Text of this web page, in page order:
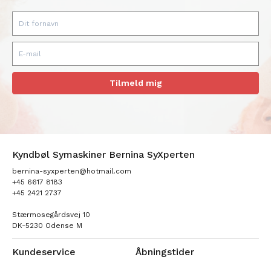
Tilmeld mig
Kyndbøl Symaskiner Bernina SyXperten
bernina-syxperten@hotmail.com
+45 6617 8183
+45 2421 2737
Stærmosegårdsvej 10
DK-5230 Odense M
Kundeservice Åbningstider